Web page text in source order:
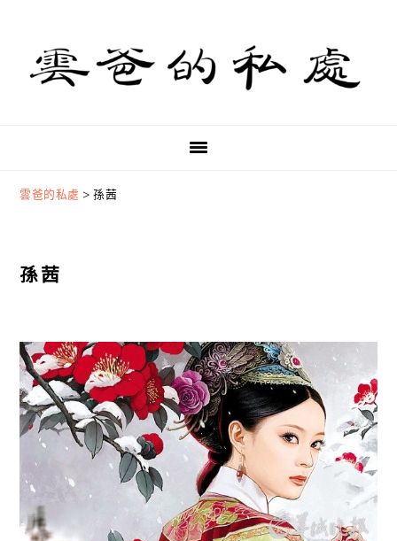
primary
navigation
content
primary
sidebar
雲爸的私處 >孫茜
孫茜